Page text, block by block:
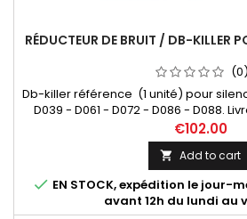
RÉDUCTEUR DE BRUIT / DB-KILLER
(0)
Db-killer référence (1 unité) pour
D039 - D061 - D072 - D086 - D088.
€102.00
 Add to cart
 EN STOCK, expédition le jour-
avant 12h du lundi au